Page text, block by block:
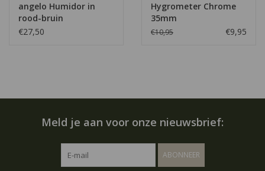
angelo Humidor in
rood-bruin
€27,50
Hygrometer Chrome
35mm
€10,95 €9,95
Meld je aan voor onze nieuwsbrief:
ABONNEER